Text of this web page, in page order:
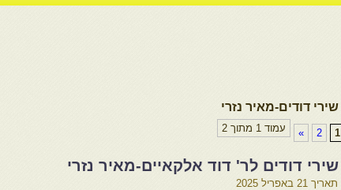
שירי דודים-מאיר נזרי
עמוד 1 מתוך 2 1
2
»
שירי דודים לר' דוד אלקאיים-מאיר נזרי
תאריך 21 באפריל 2025